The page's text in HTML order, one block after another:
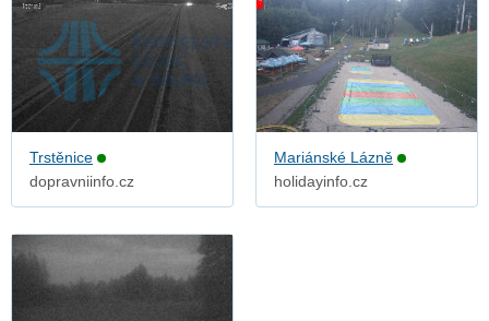
Trstěnice
dopravniinfo.cz
Mariánské Lázně
holidayinfo.cz